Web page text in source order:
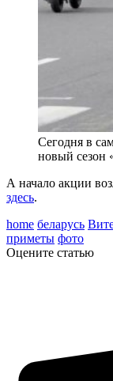
Сегодня в
новый сезон
А начало акции
здесь.
home беларусь
приметы фото
Оцените статью